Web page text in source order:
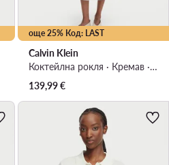
още 25% Код: LAST
Calvin Klein
Коктейлна рокля · Кремав · Миди
139,99€